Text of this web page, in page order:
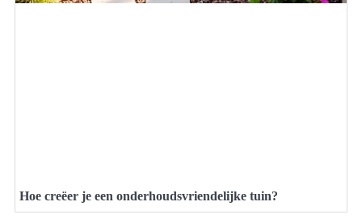
Hoe creëer je een onderhoudsvriendelijke tuin?